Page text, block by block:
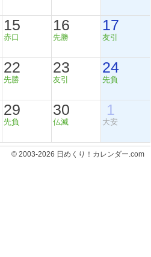
15
赤口
16
先勝
17
友引
22
先勝
23
友引
24
先負
29
先負
30
仏滅
1
大安
© 2003-2026 日めくり！カレンダー.com